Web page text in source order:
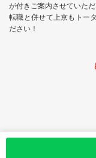
が付きご案内させていただ
転職と併せて上京もトー
ださい！